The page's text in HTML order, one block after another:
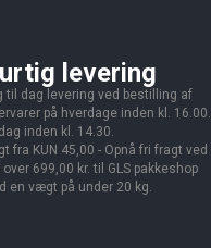
levering
til dag levering ved bestilling af
på hverdage inden kl. 16.00.
inden kl. 14.30.
fra KUN 45,00 - Opnå fri fragt ved
over 699,00 kr. til GLS pakkeshop
en vægt på under 20 kg.